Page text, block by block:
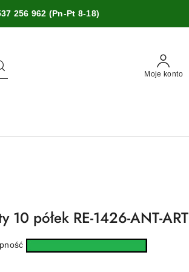
256 962 (Pn-Pt 8-18)
Moje konto
10 półek RE-1426-ANT-ART